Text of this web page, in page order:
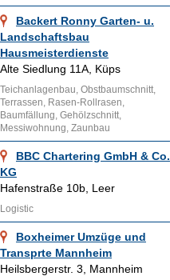
Backert Ronny Garten- u.
Landschaftsbau
Hausmeisterdienste
Alte Siedlung 11A, Küps
Teichanlagenbau, Obstbaumschnitt,
Terrassen, Rasen-Rollrasen,
Baumfällung, Gehölzschnitt,
Messiwohnung, Zaunbau
BBC Chartering GmbH & Co.
KG
Hafenstraße 10b, Leer
Logistic
Boxheimer Umzüge und
Transprte Mannheim
Heilsbergerstr. 3, Mannheim